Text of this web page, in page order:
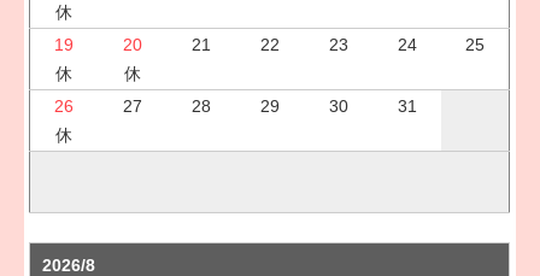
休
19
休
20
休
21 22 23 24 25
26
休
27 28 29 30 31
2026/8